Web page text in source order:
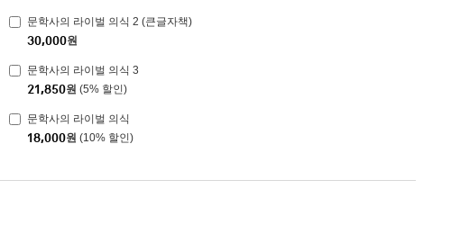
문학사의 라이벌 의식 2 (큰글자책)
30,000원
문학사의 라이벌 의식 3
21,850원 (5% 할인)
문학사의 라이벌 의식
18,000원 (10% 할인)